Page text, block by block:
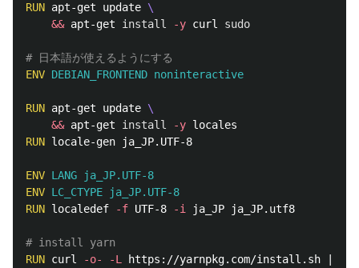
RUN apt-get update
&& apt-get install -y curl sudo
# 日本語が使えるようにする
ENV DEBIAN_FRONTEND noninteractive
RUN apt-get update
&& apt-get install -y
RUN locale-gen ja_JP.UTF-8
ENV LANG ja_JP.UTF-8
ENV LC_CTYPE ja_JP.UTF-8
RUN localedef -f UTF-8 -i ja_JP ja_JP.utf8
# install yarn
RUN curl -o- -L
https://yarnpkg.com/install.sh |